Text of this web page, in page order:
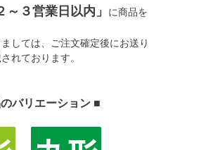
～３営業日以内」
に商品を
しては、ご注文確定後にお送り
れております。
バリエーション ■